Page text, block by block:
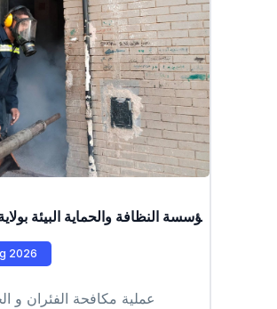
عمال مؤسسة النظافة والحماية البيئة بولاية
2026
عملية مكافحة الفئران و